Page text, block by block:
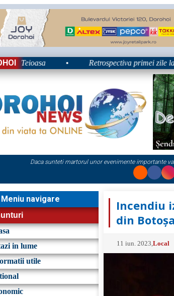
• Retrospectiva primei zile la
Daca sunteti martorul unor evenimente importante
Meniu navigare
in lume
utile
Incendiu
din
11 iun. 2023 ,Local